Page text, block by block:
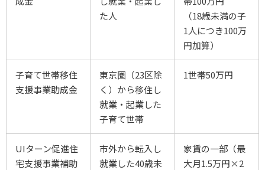
た人
（18歳未満の子
1人につき100万
円加算）
子育て世帯移住
支援事業助成金
東京圏（23区除
く）から移住し
就業・起業した
子育て世帯
1世帯50万円
UIターン促進住
宅支援事業補助
市外から転入し
就業した40歳未
家賃の一部（最
大月1.5万円×2